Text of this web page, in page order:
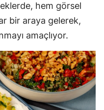
hem görsel
bir araya gelerek,
amaçlıyor.